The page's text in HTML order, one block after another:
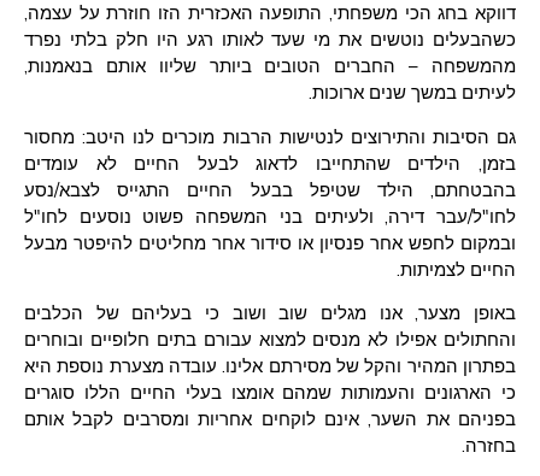
דווקא בחג הכי משפחתי, התופעה האכזרית הזו חוזרת על עצמה,
כשהבעלים נוטשים את מי שעד לאותו רגע היו חלק בלתי נפרד
מהמשפחה – החברים הטובים ביותר שליוו אותם בנאמנות,
לעיתים במשך שנים ארוכות.
גם הסיבות והתירוצים לנטישות הרבות מוכרים לנו היטב: מחסור
בזמן, הילדים שהתחייבו לדאוג לבעל החיים לא עומדים
בהבטחתם, הילד שטיפל בבעל החיים התגייס לצבא/נסע
לחו"ל/עבר דירה, ולעיתים בני המשפחה פשוט נוסעים לחו"ל
ובמקום לחפש אחר פנסיון או סידור אחר מחליטים להיפטר מבעל
החיים לצמיתות.
באופן מצער, אנו מגלים שוב ושוב כי בעליהם של הכלבים
והחתולים אפילו לא מנסים למצוא עבורם בתים חלופיים ובוחרים
בפתרון המהיר והקל של מסירתם אלינו. עובדה מצערת נוספת היא
כי הארגונים והעמותות שמהם אומצו בעלי החיים הללו סוגרים
בפניהם את השער, אינם לוקחים אחריות ומסרבים לקבל אותם
בחזרה.